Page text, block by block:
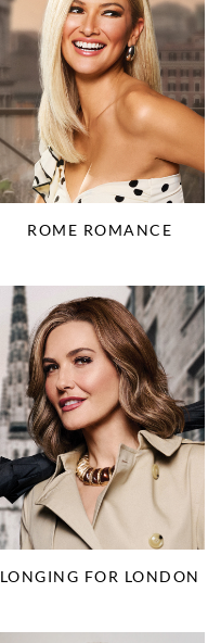
ROME ROMANCE
LONGING FOR LONDON